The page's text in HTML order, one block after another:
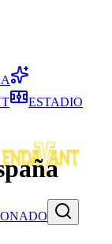
ESTADIO